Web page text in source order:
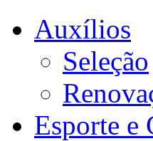
Auxílios
Seleção
Esporte e